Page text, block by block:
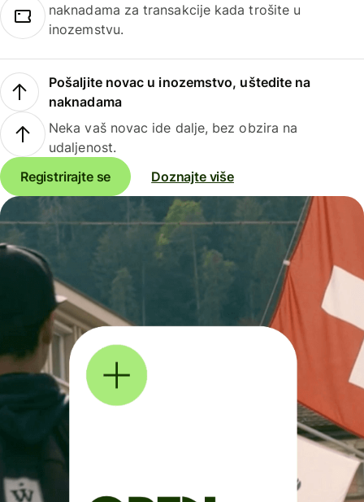
naknadama za transakcije kada trošite u
inozemstvu.
Pošaljite novac u inozemstvo, uštedite na
naknadama
Neka vaš novac ide dalje, bez obzira na
udaljenost.
Registrirajte se
Doznajte više